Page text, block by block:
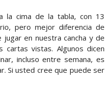
la cima de la tabla, con 13
pero mejor diferencia de
jugar en nuestra cancha y de
cartas vistas. Algunos dicen
incluso entre semana, es
Si usted cree que puede ser